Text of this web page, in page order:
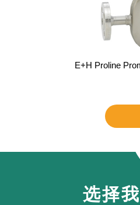
E+H Proline
选择